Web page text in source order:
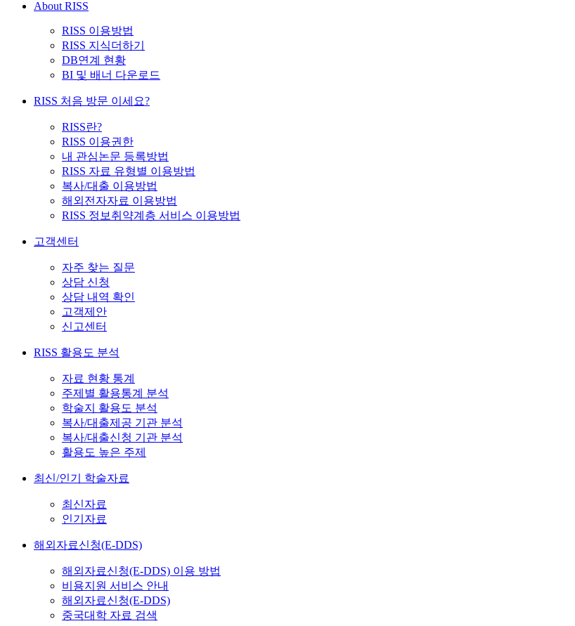
About RISS
RISS 이용방법
RISS 지식더하기
DB연계 현황
BI 및 배너 다운로드
RISS 처음 방문 이세요?
RISS란?
RISS 이용권한
내 관심논문 등록방법
RISS 자료 유형별 이용방법
복사/대출 이용방법
해외전자자료 이용방법
RISS 정보취약계층 서비스 이용방법
고객센터
자주 찾는 질문
상담 신청
상담 내역 확인
고객제안
신고센터
RISS 활용도 분석
자료 현황 통계
주제별 활용통계 분석
학술지 활용도 분석
복사/대출제공 기관 분석
복사/대출신청 기관 분석
활용도 높은 주제
최신/인기 학술자료
최신자료
인기자료
해외자료신청(E-DDS)
해외자료신청(E-DDS) 이용 방법
비용지원 서비스 안내
해외자료신청(E-DDS)
중국대학 자료 검색